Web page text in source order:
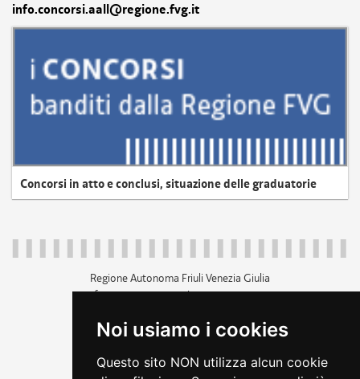
Noi usiamo i cookies
Questo sito NON utilizza alcun cookie
info.concorsi.aall@regione.fvg.it
Concorsi in atto e conclusi, situazione delle graduatorie
Regione Autonoma Friuli Venezia Giulia
c.f. 80014930327; p.iva 00526040324
+39 040 3771111